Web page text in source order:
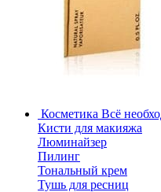
Косметика Всё
Кисти для макияжа
Люминайзер
Пилинг
Тональный крем
Тушь для ресниц